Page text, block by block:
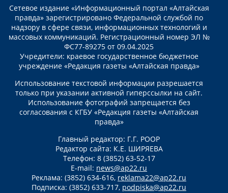
Сетевое издание «Информационный портал «Алтайская
правда» зарегистрировано Федеральной службой по
надзору в сфере связи, информационных технологий и
массовых коммуникаций. Регистрационный номер ЭЛ №
ФС77-89275 от 09.04.2025
Учредители: краевое государственное бюджетное
учреждение «Редакция газеты «Алтайская правда»
Использование текстовой информации разрешается
только при указании активной гиперссылки на сайт.
Использование фотографий запрещается без
согласования с КГБУ «Редакция газеты «Алтайская
правда»
Главный редактор: Г.Г. РООР
Редактор сайта: К.Е. ШИРЯЕВА
Телефон: 8 (3852) 63-52-17
E-mail: news@ap22.ru
Реклама: (3852) 634-616, reklama22@ap22.ru
Подписка: (3852) 633-717, podpiska@ap22.ru